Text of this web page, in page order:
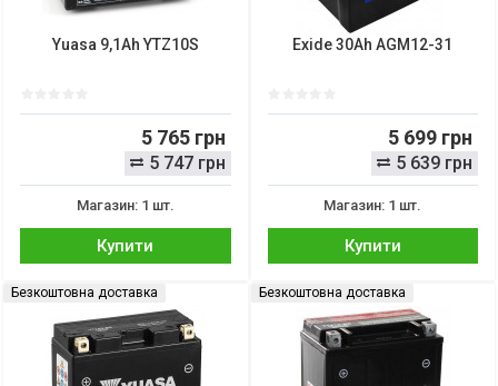
Yuasa 9,1Ah YTZ10S
5 765 грн
5 747 грн
Магазин: 1 шт.
Купити
Exide 30Ah AGM12-31
5 699 грн
5 639 грн
Магазин: 1 шт.
Купити
Безкоштовна доставка Безкоштовна доставка